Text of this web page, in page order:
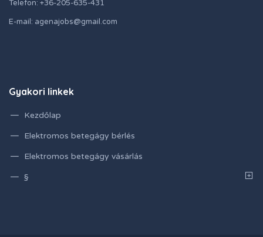
Telefon: +36-205-635-431
E-mail: agenajobs@gmail.com
Gyakori linkek
Kezdőlap
Elektromos betegágy bérlés
Elektromos betegágy vásárlás
§